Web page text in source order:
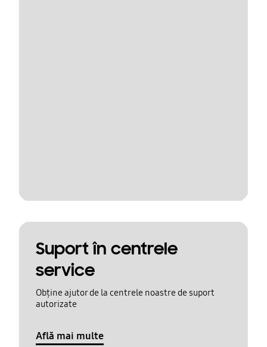
Suport în centrele
service
Obține ajutor de la centrele noastre de suport
autorizate
Află mai multe